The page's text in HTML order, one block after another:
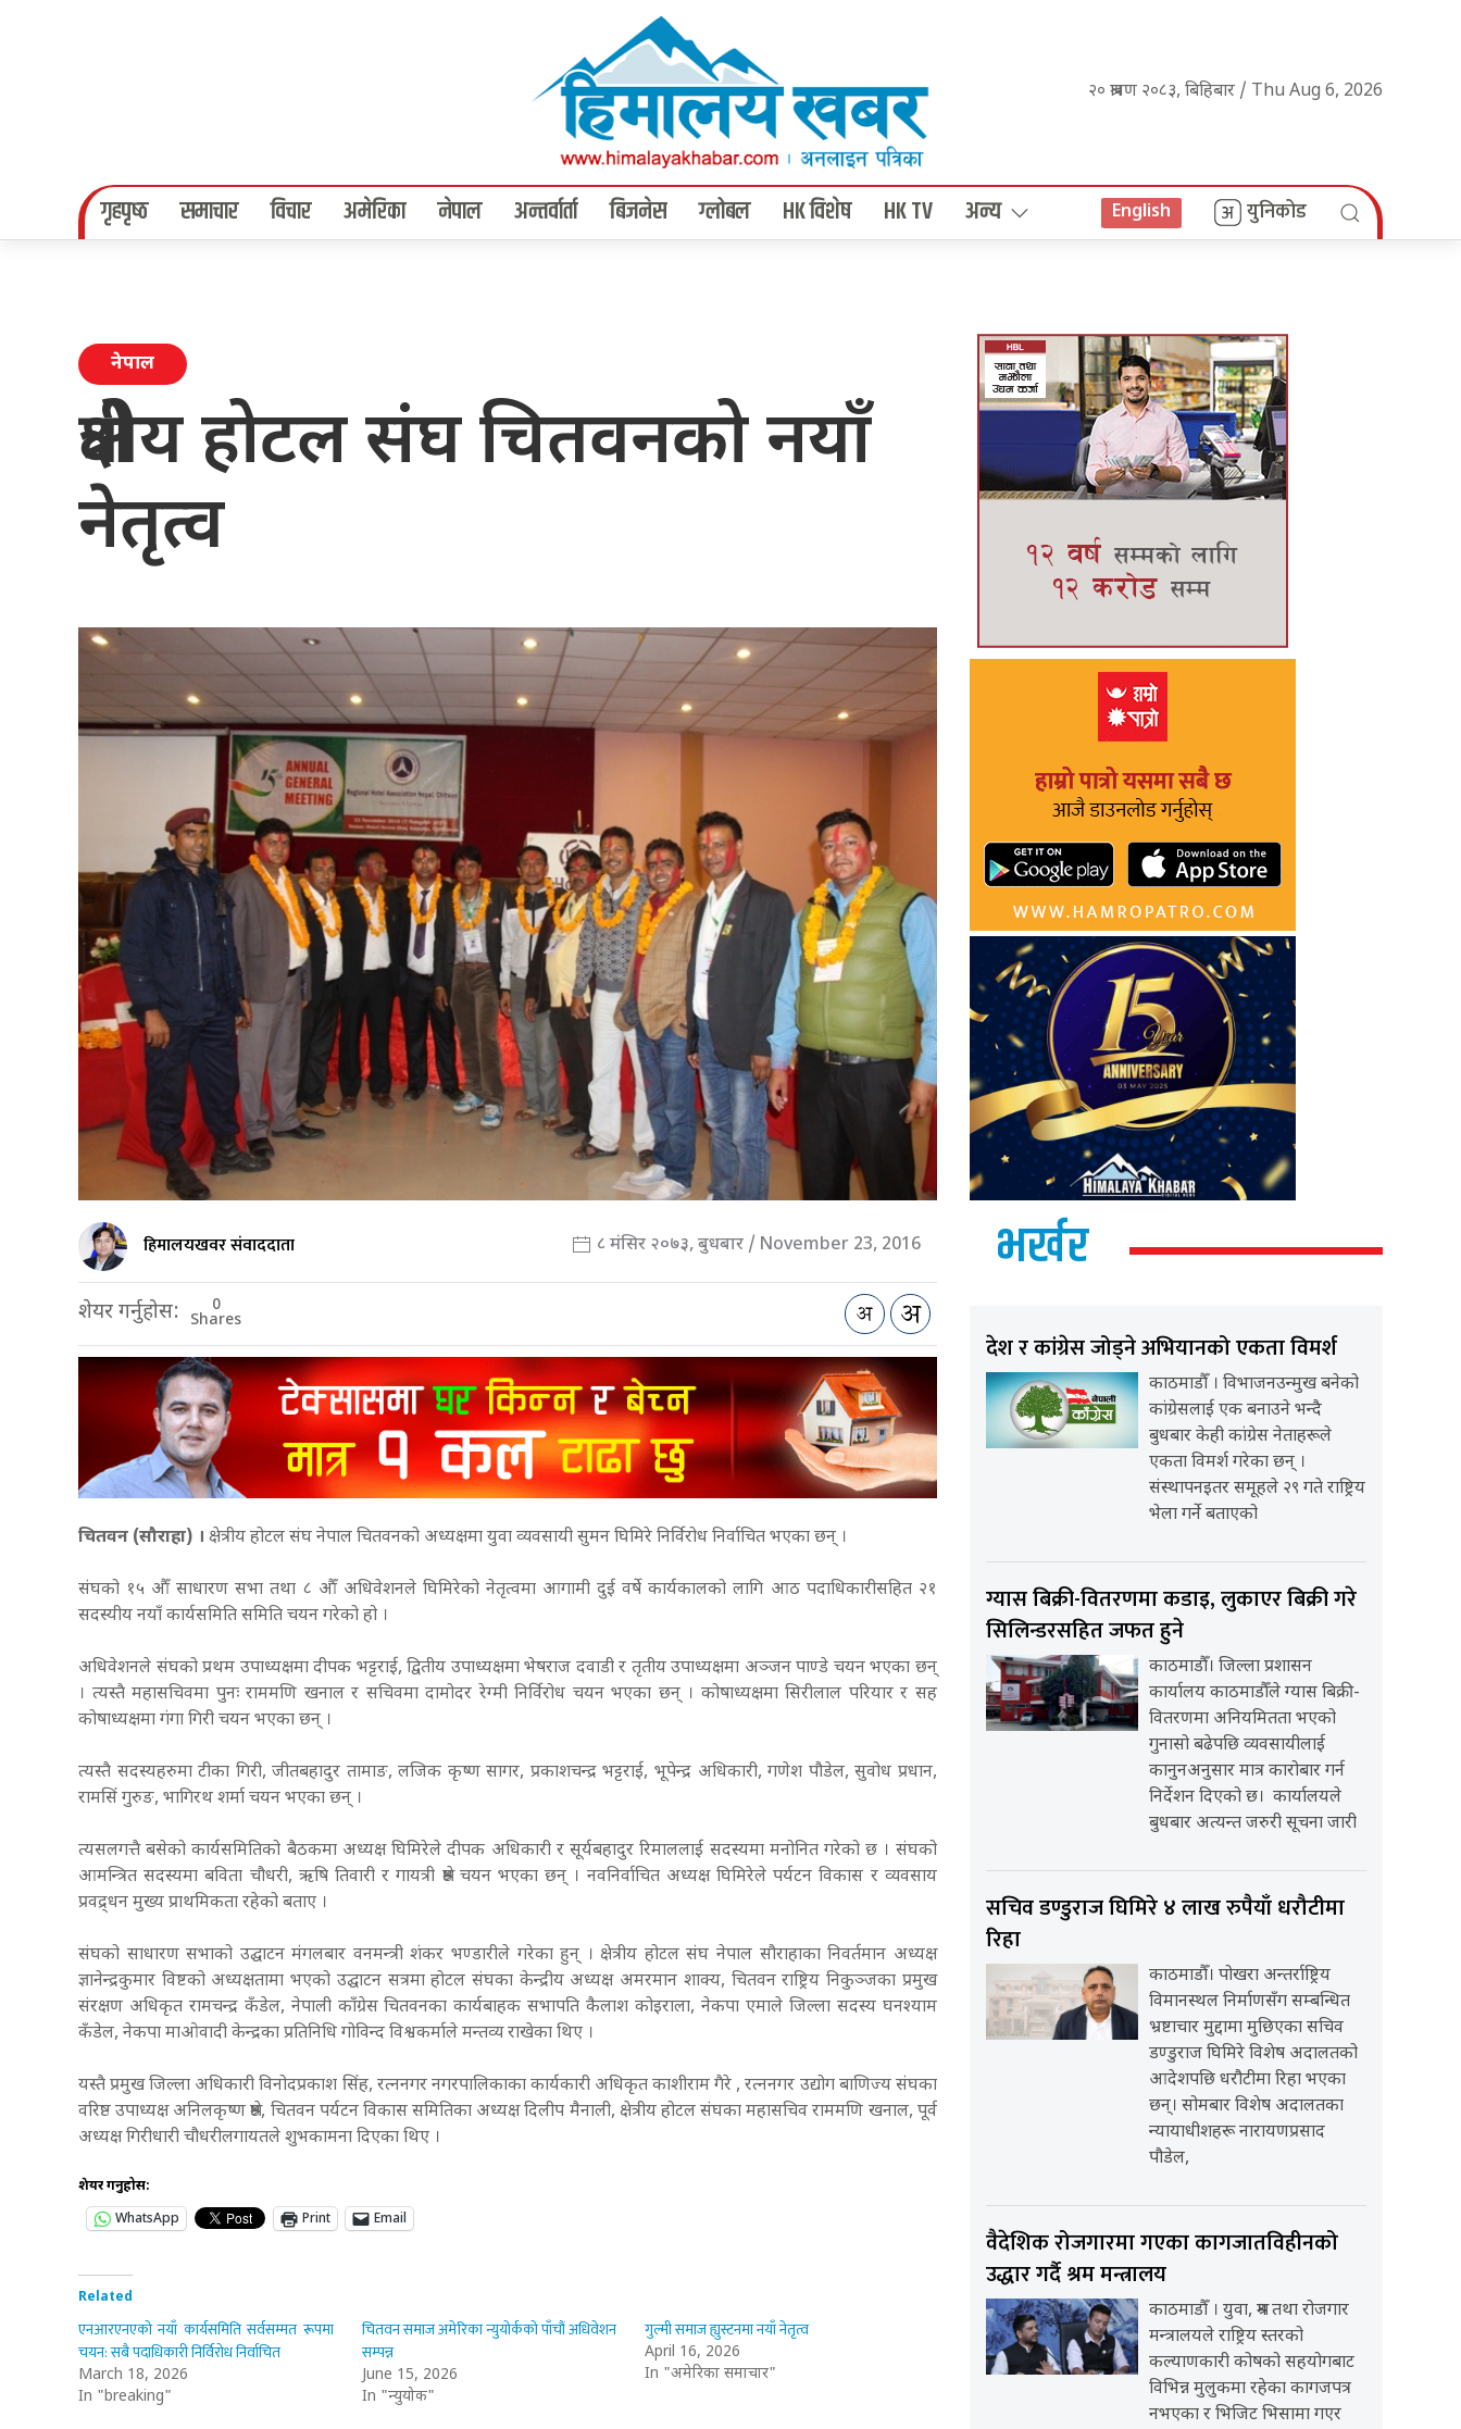
२० श्रावण २०८३, बिहिबार / Thu Aug 6, 2026
गृहपृष्‍ठ समाचार विचार अमेरिका नेपाल अन्तर्वार्ता बिजनेस ग्लोबल HK विशेष HK TV अन्य English युनिकोड
नेपाल
क्षेत्रीय होटल संघ चितवनको नयाँ
नेतृत्व
हिमालयखवर संवाददाता ८ मंसिर २०७३, बुधबार / November 23, 2016
शेयर गर्नुहोस: 0
Shares
चितवन (सौराहा) । क्षेत्रीय होटल संघ नेपाल चितवनको अध्यक्षमा युवा व्यवसायी सुमन घिमिरे निर्विरोध निर्वाचित भएका छन् ।
संघको १५ औँ साधारण सभा तथा ८ औँ अधिवेशनले घिमिरेको नेतृत्वमा आगामी दुई वर्षे कार्यकालको लागि आठ पदाधिकारीसहित २१
सदस्यीय नयाँ कार्यसमिति समिति चयन गरेको हो ।
अधिवेशनले संघको प्रथम उपाध्यक्षमा दीपक भट्टराई, द्वितीय उपाध्यक्षमा भेषराज दवाडी र तृतीय उपाध्यक्षमा अञ्जन पाण्डे चयन भएका छन्
। त्यस्तै महासचिवमा पुनः राममणि खनाल र सचिवमा दामोदर रेग्मी निर्विरोध चयन भएका छन् । कोषाध्यक्षमा सिरीलाल परियार र सह
कोषाध्यक्षमा गंगा गिरी चयन भएका छन् ।
त्यस्तै सदस्यहरुमा टीका गिरी, जीतबहादुर तामाङ, लजिक कृष्ण सागर, प्रकाशचन्द्र भट्टराई, भूपेन्द्र अधिकारी, गणेश पौडेल, सुवोध प्रधान,
रामसिं गुरुङ, भागिरथ शर्मा चयन भएका छन् ।
त्यसलगत्तै बसेको कार्यसमितिको बैठकमा अध्यक्ष घिमिरेले दीपक अधिकारी र सूर्यबहादुर रिमाललाई सदस्यमा मनोनित गरेको छ । संघको
आमन्त्रित सदस्यमा बविता चौधरी, ऋषि तिवारी र गायत्री श्रेष्ठ चयन भएका छन् । नवनिर्वाचित अध्यक्ष घिमिरेले पर्यटन विकास र व्यवसाय
प्रवद्र्धन मुख्य प्राथमिकता रहेको बताए ।
संघको साधारण सभाको उद्घाटन मंगलबार वनमन्त्री शंकर भण्डारीले गरेका हुन् । क्षेत्रीय होटल संघ नेपाल सौराहाका निवर्तमान अध्यक्ष
ज्ञानेन्द्रकुमार विष्टको अध्यक्षतामा भएको उद्घाटन सत्रमा होटल संघका केन्द्रीय अध्यक्ष अमरमान शाक्य, चितवन राष्ट्रिय निकुञ्जका प्रमुख
संरक्षण अधिकृत रामचन्द्र कँडेल, नेपाली काँग्रेस चितवनका कार्यबाहक सभापति कैलाश कोइराला, नेकपा एमाले जिल्ला सदस्य घनश्याम
कँडेल, नेकपा माओवादी केन्द्रका प्रतिनिधि गोविन्द विश्वकर्माले मन्तव्य राखेका थिए ।
यस्तै प्रमुख जिल्ला अधिकारी विनोदप्रकाश सिंह, रत्ननगर नगरपालिकाका कार्यकारी अधिकृत काशीराम गैरे , रत्ननगर उद्योग बाणिज्य संघका
वरिष्ठ उपाध्यक्ष अनिलकृष्ण श्रेष्ठ, चितवन पर्यटन विकास समितिका अध्यक्ष दिलीप मैनाली, क्षेत्रीय होटल संघका महासचिव राममणि खनाल, पूर्व
अध्यक्ष गिरीधारी चौधरीलगायतले शुभकामना दिएका थिए ।
शेयर गर्नुहोस:
WhatsApp
Print Email
Related
एनआरएनएको नयाँ कार्यसमिति सर्वसम्मत रूपमा
चयन: सबै पदाधिकारी निर्विरोध निर्वाचित
March 18, 2026
In "breaking"
चितवन समाज अमेरिका न्युयोर्कको पाँचौं अधिवेशन
सम्पन्न
June 15, 2026
In "न्युयोर्क"
गुल्मी समाज ह्युस्टनमा नयाँ नेतृत्व
April 16, 2026
In "अमेरिका समाचार"
भर्खर
देश र कांग्रेस जोड्ने अभियानको एकता विमर्श
काठमाडौँ । विभाजनउन्मुख बनेको
कांग्रेसलाई एक बनाउने भन्दै
बुधबार केही कांग्रेस नेताहरूले
एकता विमर्श गरेका छन् ।
संस्थापनइतर समूहले २९ गते राष्ट्रिय
भेला गर्ने बताएको
ग्यास बिक्री-वितरणमा कडाइ, लुकाएर बिक्री गरे
सिलिन्डरसहित जफत हुने
काठमाडौँ। जिल्ला प्रशासन
कार्यालय काठमाडौँले ग्यास बिक्री-
वितरणमा अनियमितता भएको
गुनासो बढेपछि व्यवसायीलाई
कानुनअनुसार मात्र कारोबार गर्न
निर्देशन दिएको छ। कार्यालयले
बुधबार अत्यन्त जरुरी सूचना जारी
सचिव डण्डुराज घिमिरे ४ लाख रुपैयाँ धरौटीमा
रिहा
काठमाडौँ। पोखरा अन्तर्राष्ट्रिय
विमानस्थल निर्माणसँग सम्बन्धित
भ्रष्टाचार मुद्दामा मुछिएका सचिव
डण्डुराज घिमिरे विशेष अदालतको
आदेशपछि धरौटीमा रिहा भएका
छन्। सोमबार विशेष अदालतका
न्यायाधीशहरू नारायणप्रसाद
पौडेल,
वैदेशिक रोजगारमा गएका कागजातविहीनको
उद्धार गर्दै श्रम मन्त्रालय
काठमाडौँ । युवा, श्रम तथा रोजगार
मन्त्रालयले राष्ट्रिय स्तरको
कल्याणकारी कोषको सहयोगबाट
विभिन्न मुलुकमा रहेका कागजपत्र
नभएका र भिजिट भिसामा गएर